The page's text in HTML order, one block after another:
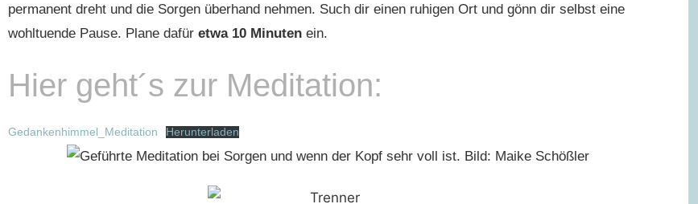
permanent dreht und die Sorgen überhand nehmen. Such dir einen ruhigen Ort und gönn dir selbst eine
wohltuende Pause. Plane dafür etwa 10 Minuten ein.
Hier geht´s zur Meditation:
Gedankenhimmel_Meditation Herunterladen